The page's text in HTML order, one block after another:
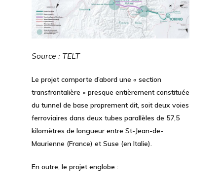
Source : TELT
Le projet comporte d’abord une « section
transfrontalière » presque entièrement constituée
du tunnel de base proprement dit, soit deux voies
ferroviaires dans deux tubes parallèles de 57,5
kilomètres de longueur entre St-Jean-de-
Maurienne (France) et Suse (en Italie).
En outre, le projet englobe :